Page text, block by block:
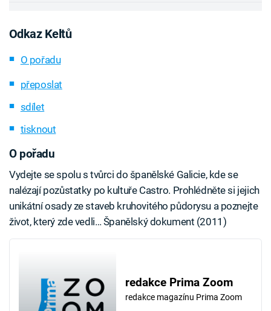
Odkaz Keltů
O pořadu
přeposlat
sdílet
tisknout
O pořadu
Vydejte se spolu s tvůrci do španělské Galicie, kde se
nalézají pozůstatky po kultuře Castro. Prohlédněte si jejich
unikátní osady ze staveb kruhovitého půdorysu a poznejte
život, který zde vedli… Španělský dokument (2011)
redakce Prima Zoom
redakce magazínu Prima Zoom